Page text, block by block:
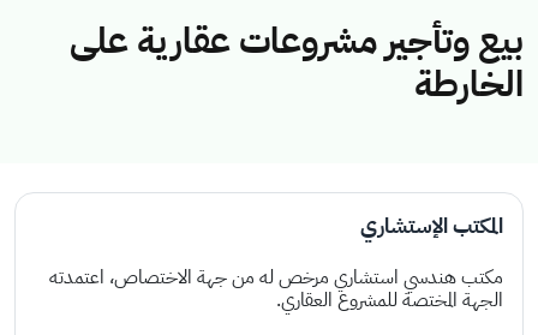
بيع وتأجير مشروعات عقارية على
الخارطة
المكتب الإستشاري
مكتب هندسي استشاري مرخص له من جهة الاختصاص، اعتمدته
الجهة المختصة للمشروع العقاري.